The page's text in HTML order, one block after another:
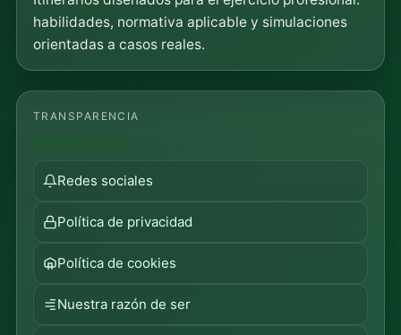
habilidades, normativa aplicable y simulaciones
orientadas a casos reales.
TRANSPARENCIA
Redes sociales
Política de privacidad
Política de cookies
Nuestra razón de ser